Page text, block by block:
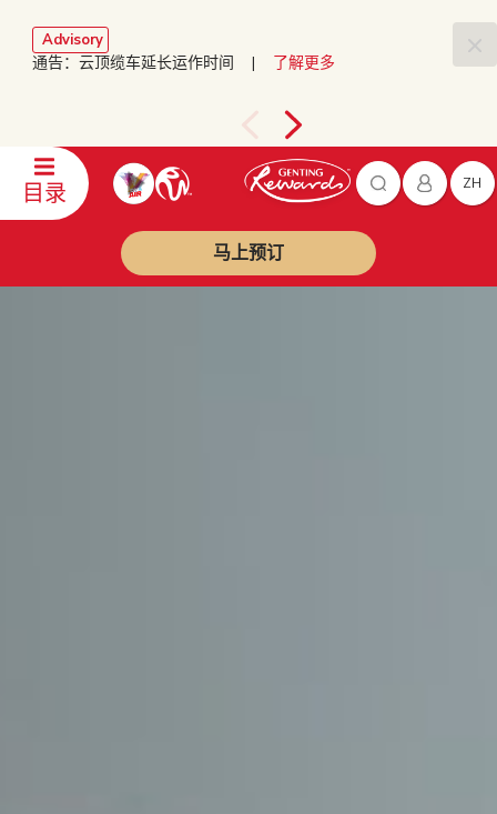
Advisory
通告：云顶缆车延长运作时间 | 了解更多
目录 ZH
马上预订